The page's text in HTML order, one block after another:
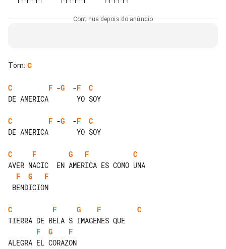
Continua depois do anúncio
Tom: C
C F -G
  -
F
C
DE AMERICA       YO SOY
C F -G
  -
F
C
DE AMERICA       YO SOY
C F G F
C
F
G
F
C F G F
C
F
G
F
ALEGRA EL CORAZON